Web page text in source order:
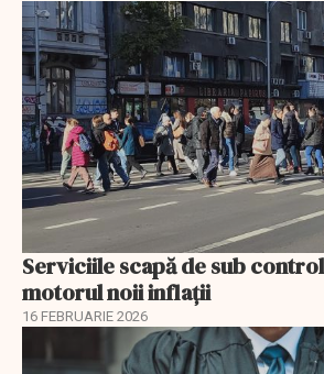
Serviciile scapă de sub
motorul noii inflații
16 FEBRUARIE 2026